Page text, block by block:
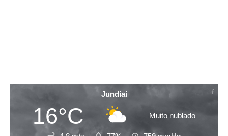
Jundiai
16°C Muito nublado